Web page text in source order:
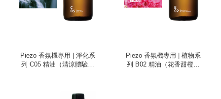
Piezo 香氛機專用 | 淨化系
列 C05 精油（清涼體驗、
Piezo 香氛機專用 | 植物系
列 B02 精油（花香甜橙、